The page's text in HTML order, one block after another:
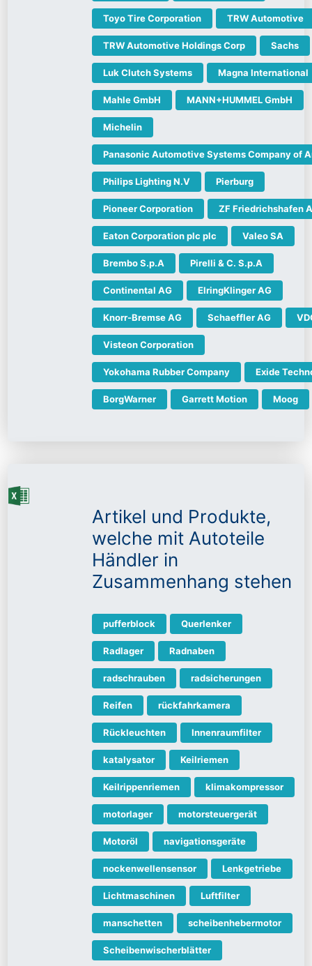
Toyo Tire Corporation TRW Automotive
TRW Automotive Holdings Corp Sachs
Luk Clutch Systems Magna International
Mahle GmbH MANN+HUMMEL GmbH
Michelin
Panasonic Automotive Systems Company of
Philips Lighting N.V Pierburg
Pioneer Corporation ZF Friedrichshafen
Eaton Corporation plc plc Valeo SA
Brembo S.p.A Pirelli & C. S.p.A
Continental AG ElringKlinger AG
Knorr-Bremse AG Schaeffler AG
Visteon Corporation
Yokohama Rubber Company Exide
BorgWarner Garrett Motion Moog
Artikel und Produkte,
welche mit Autoteile
Händler in
Zusammenhang stehen
pufferblock Querlenker
Radlager Radnaben
radschrauben radsicherungen
Reifen rückfahrkamera
Rückleuchten Innenraumfilter
katalysator Keilriemen
Keilrippenriemen klimakompressor
motorlager motorsteuergerät
Motoröl navigationsgeräte
nockenwellensensor Lenkgetriebe
Lichtmaschinen Luftfilter
manschetten scheibenhebermotor
Scheibenwischerblätter